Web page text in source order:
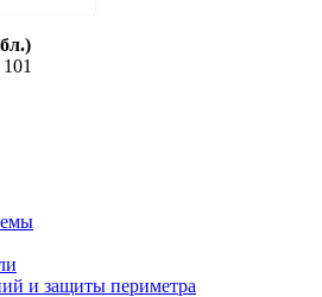
и защиты периметра